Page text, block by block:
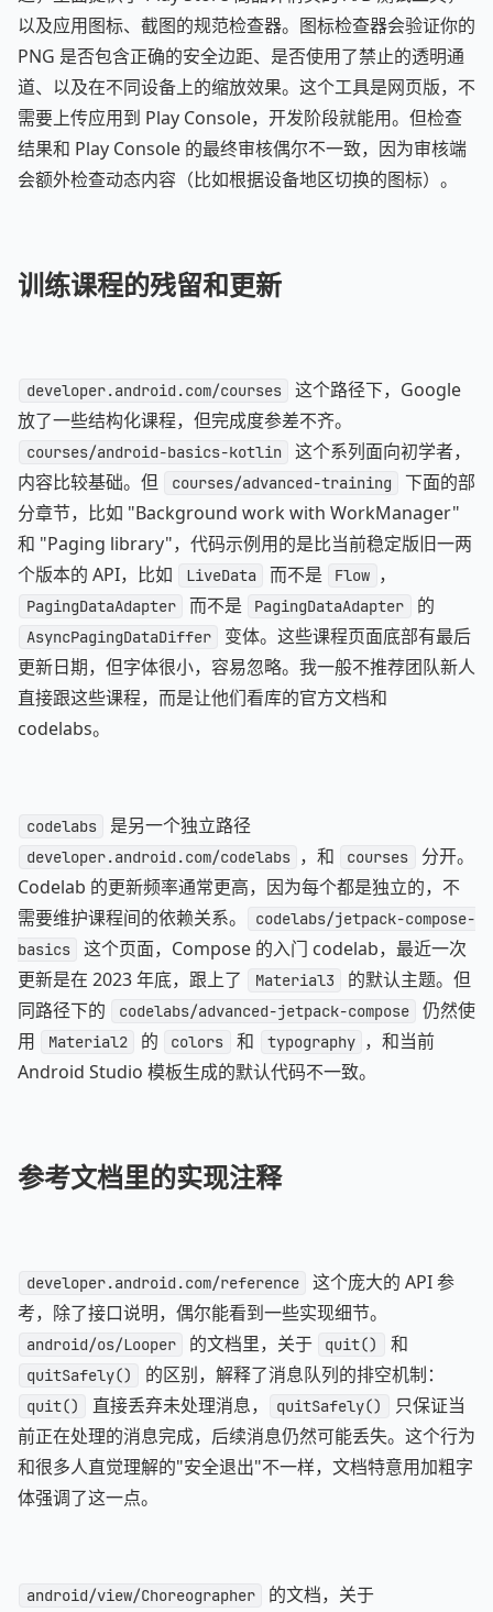
以及应用图标、截图的规范检查器。图标检查器会验证你的
PNG 是否包含正确的安全边距、是否使用了禁止的透明通
道、以及在不同设备上的缩放效果。这个工具是网页版，不
需要上传应用到 Play Console，开发阶段就能用。但检查
结果和 Play Console 的最终审核偶尔不一致，因为审核端
会额外检查动态内容（比如根据设备地区切换的图标）。
训练课程的残留和更新
developer.android.com/courses
这个路径下，Google
放了一些结构化课程，但完成度参差不齐。
courses/android-basics-kotlin
这个系列面向初学者，
内容比较基础。但
courses/advanced-training
下面的部
分章节，比如 "Background work with WorkManager"
和 "Paging library"，代码示例用的是比当前稳定版旧一两
个版本的 API，比如
LiveData 而不是 Flow ，
PagingDataAdapter 而不是 PagingDataAdapter 的
AsyncPagingDataDiffer
变体。这些课程页面底部有最后
更新日期，但字体很小，容易忽略。我一般不推荐团队新人
直接跟这些课程，而是让他们看库的官方文档和
codelabs。
codelabs 是另一个独立路径
developer.android.com/codelabs ，和 courses
分开。
Codelab 的更新频率通常更高，因为每个都是独立的，不
需要维护课程间的依赖关系。
codelabs/jetpack-compose-
basics
这个页面，Compose 的入门 codelab，最近一次
更新是在 2023 年底，跟上了
Material3
的默认主题。但
同路径下的
codelabs/advanced-jetpack-compose
仍然使
用
Material2 的 colors 和 typography ，和当前
Android Studio 模板生成的默认代码不一致。
参考文档里的实现注释
developer.android.com/reference
这个庞大的 API 参
考，除了接口说明，偶尔能看到一些实现细节。
android/os/Looper 的文档里，关于 quit() 和
quitSafely() 的区别，解释了消息队列的排空机制：
quit() 直接丢弃未处理消息， quitSafely()
只保证当
前正在处理的消息完成，后续消息仍然可能丢失。这个行为
和很多人直觉理解的"安全退出"不一样，文档特意用加粗字
体强调了这一点。
android/view/Choreographer 的文档，关于